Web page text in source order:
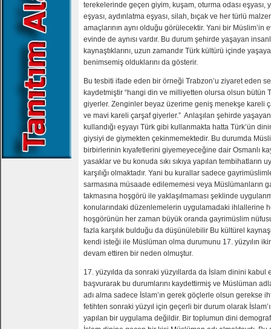
terekelerinde geçen giyim, kuşam, oturma odası eşyası,
eşyası, aydınlatma eşyası, silah, bıçak ve her türlü
amaçlarının aynı olduğu görülecektir. Yani bir Müslim’in
evinde de aynısı vardır. Bu durum şehirde yaşayan
kaynaştıklarını, uzun zamandır Türk kültürü içinde
benimsemiş olduklarını da gösterir.
Bu tesbiti ifade eden bir örneği Trabzon’u ziyaret eden
kaydetmiştir “hangi din ve milliyetten olursa olsun bütün
giyerler. Zenginler beyaz üzerime geniş menekşe kareli
ve mavi kareli çarşaf giyerler.” Anlaşılan şehirde
kullandığı eşyayı Türk gibi kullanmakta hatta Türk’ün
giysiyi de giymekten çekinmemektedir. Bu durumda
birbirlerinin kıyafetlerini giyemeyeceğine dair Osmanlı
yasaklar ve bu konuda sıkı sıkıya yapılan tembihatların
karşılığı olmaktadır. Yani bu kurallar sadece
sarmasına müsaade edilememesi veya Müslümanların
takmasına hoşgörü ile yaklaşılmaması şeklinde
konularındaki düzenlemelerin uygulamadaki ihlallerine
hoşgörünün her zaman büyük oranda gayrimüslim
fazla karşılık bulduğu da düşünülebilir Bu kültürel
kendi isteği ile Müslüman olma durumunu 17. yüzyılın
devam ettiren bir neden olmuştur.
17. yüzyılda da sonraki yüzyıllarda da İslam dinini
başvurarak bu durumlarını kaydettirmiş ve Müslüman
adı alma sadece İslam’ın gerek göçlerle olsun gerekse
fetihten sonraki yüzyıl için geçerli bir durum olarak
yapılan bir uygulama değildir. Bir toplumun dini